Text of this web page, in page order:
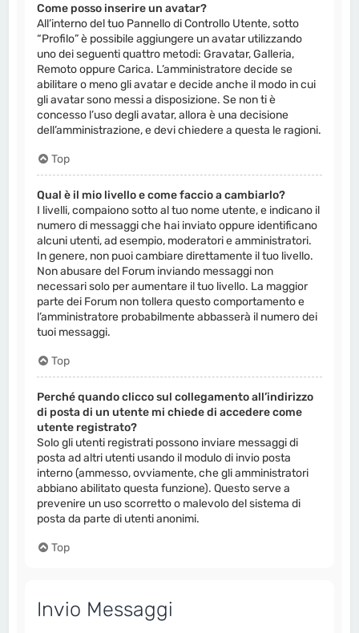
Come posso inserire un avatar?
All’interno del tuo Pannello di Controllo Utente, sotto
“Profilo” è possibile aggiungere un avatar utilizzando
uno dei seguenti quattro metodi: Gravatar, Galleria,
Remoto oppure Carica. L’amministratore decide se
abilitare o meno gli avatar e decide anche il modo in cui
gli avatar sono messi a disposizione. Se non ti è
concesso l’uso degli avatar, allora è una decisione
dell’amministrazione, e devi chiedere a questa le ragioni.
Top
Qual è il mio livello e come faccio a cambiarlo?
I livelli, compaiono sotto al tuo nome utente, e indicano il
numero di messaggi che hai inviato oppure identificano
alcuni utenti, ad esempio, moderatori e amministratori.
In genere, non puoi cambiare direttamente il tuo livello.
Non abusare del Forum inviando messaggi non
necessari solo per aumentare il tuo livello. La maggior
parte dei Forum non tollera questo comportamento e
l’amministratore probabilmente abbasserà il numero dei
tuoi messaggi.
Top
Perché quando clicco sul collegamento all’indirizzo
di posta di un utente mi chiede di accedere come
utente registrato?
Solo gli utenti registrati possono inviare messaggi di
posta ad altri utenti usando il modulo di invio posta
interno (ammesso, ovviamente, che gli amministratori
abbiano abilitato questa funzione). Questo serve a
prevenire un uso scorretto o malevolo del sistema di
posta da parte di utenti anonimi.
Top
Invio Messaggi